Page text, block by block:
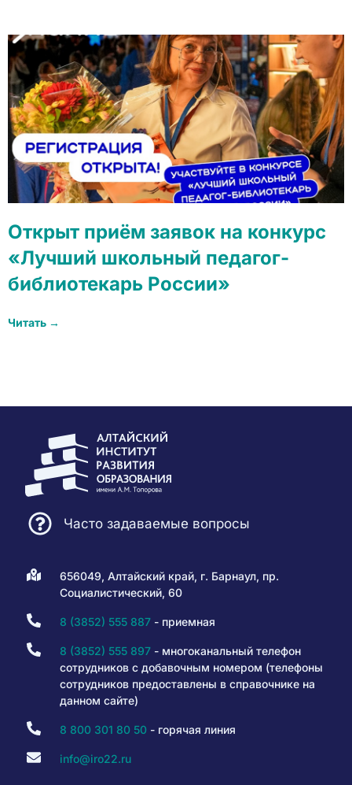
Открыт приём заявок на конкурс
«Лучший школьный педагог-
библиотекарь России»
Читать →
Часто задаваемые вопросы
656049, Алтайский край, г. Барнаул, пр.
Социалистический, 60
8 (3852) 555 887- приемная
8 (3852) 555 897- многоканальный телефон
сотрудников с добавочным номером (телефоны
сотрудников предоставлены в справочнике на
данном сайте)
8 800 301 80 50- горячая линия
info@iro22.ru